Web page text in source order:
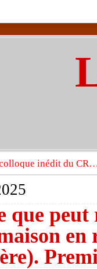
Un colloque inédit du CRBC sur les victimes de l’année 1944
que